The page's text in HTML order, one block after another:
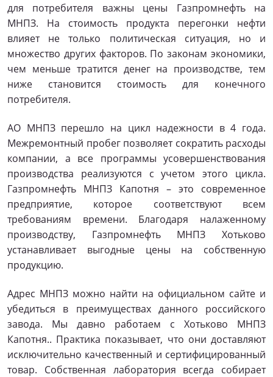
для потребителя важны цены Газпромнефть на
МНПЗ. На стоимость продукта перегонки нефти
влияет не только политическая ситуация, но и
множество других факторов. По законам экономики,
чем меньше тратится денег на производстве, тем
ниже становится стоимость для конечного
потребителя.
АО МНПЗ перешло на цикл надежности в 4 года.
Межремонтный пробег позволяет сократить расходы
компании, а все программы усовершенствования
производства реализуются с учетом этого цикла.
Газпромнефть МНПЗ Капотня – это современное
предприятие, которое соответствуют всем
требованиям времени. Благодаря налаженному
производству, Газпромнефть МНПЗ Хотьково
устанавливает выгодные цены на собственную
продукцию.
Адрес МНПЗ можно найти на официальном сайте и
убедиться в преимуществах данного российского
завода. Мы давно работаем с Хотьково МНПЗ
Капотня.. Практика показывает, что они доставляют
исключительно качественный и сертифицированный
товар. Собственная лаборатория всегда собирает